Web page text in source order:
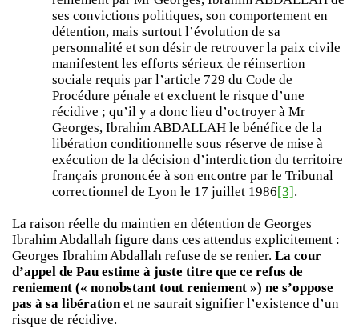
ses convictions politiques, son comportement en
détention, mais surtout l’évolution de sa
personnalité et son désir de retrouver la paix civile
manifestent les efforts sérieux de réinsertion
sociale requis par l’article 729 du Code de
Procédure pénale et excluent le risque d’une
récidive ; qu’il y a donc lieu d’octroyer à Mr
Georges, Ibrahim ABDALLAH le bénéfice de la
libération conditionnelle sous réserve de mise à
exécution de la décision d’interdiction du territoire
français prononcée à son encontre par le Tribunal
correctionnel de Lyon le 17 juillet 1986[3].
La raison réelle du maintien en détention de Georges
Ibrahim Abdallah figure dans ces attendus explicitement :
Georges Ibrahim Abdallah refuse de se renier. La cour
d’appel de Pau estime à juste titre que ce refus de
reniement (« nonobstant tout reniement ») ne s’oppose
pas à sa libération et ne saurait signifier l’existence d’un
risque de récidive.